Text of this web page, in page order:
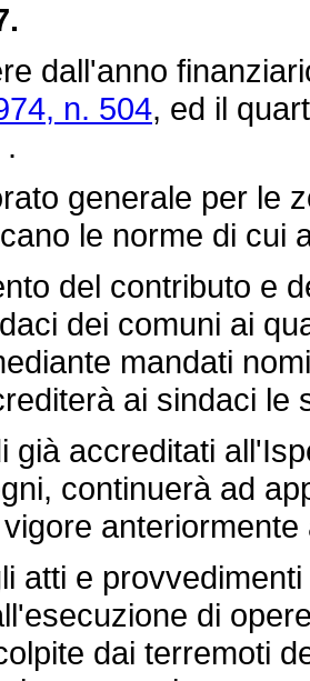
dall'anno
n. 504, ed il
.
generale per le
le norme di cui
del contributo e
dei comuni ai
mandati
ai sindaci le
accreditati
continuerà ad
e provvedimenti
di
dai terremoti